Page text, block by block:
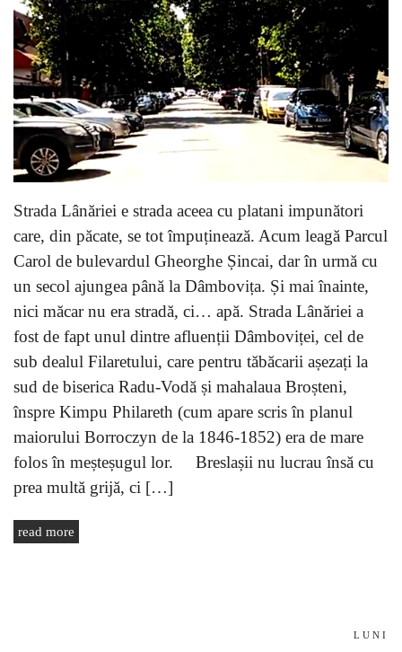
Strada Lânăriei e strada aceea cu platani impunători
care, din păcate, se tot împuținează. Acum leagă Parcul
Carol de bulevardul Gheorghe Șincai, dar în urmă cu
un secol ajungea până la Dâmbovița. Și mai înainte,
nici măcar nu era stradă, ci… apă. Strada Lânăriei a
fost de fapt unul dintre afluenții Dâmboviței, cel de
sub dealul Filaretului, care pentru tăbăcarii așezați la
sud de biserica Radu-Vodă și mahalaua Broșteni,
înspre Kimpu Philareth (cum apare scris în planul
maiorului Borroczyn de la 1846-1852) era de mare
folos în meșteșugul lor. Breslașii nu lucrau însă cu
prea multă grijă, ci […]
read more
LUNI